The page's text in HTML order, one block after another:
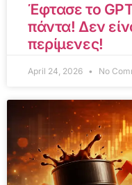
Έφτασε το
πάντα! Δεν
περίμενες!
April 24, 2026 No